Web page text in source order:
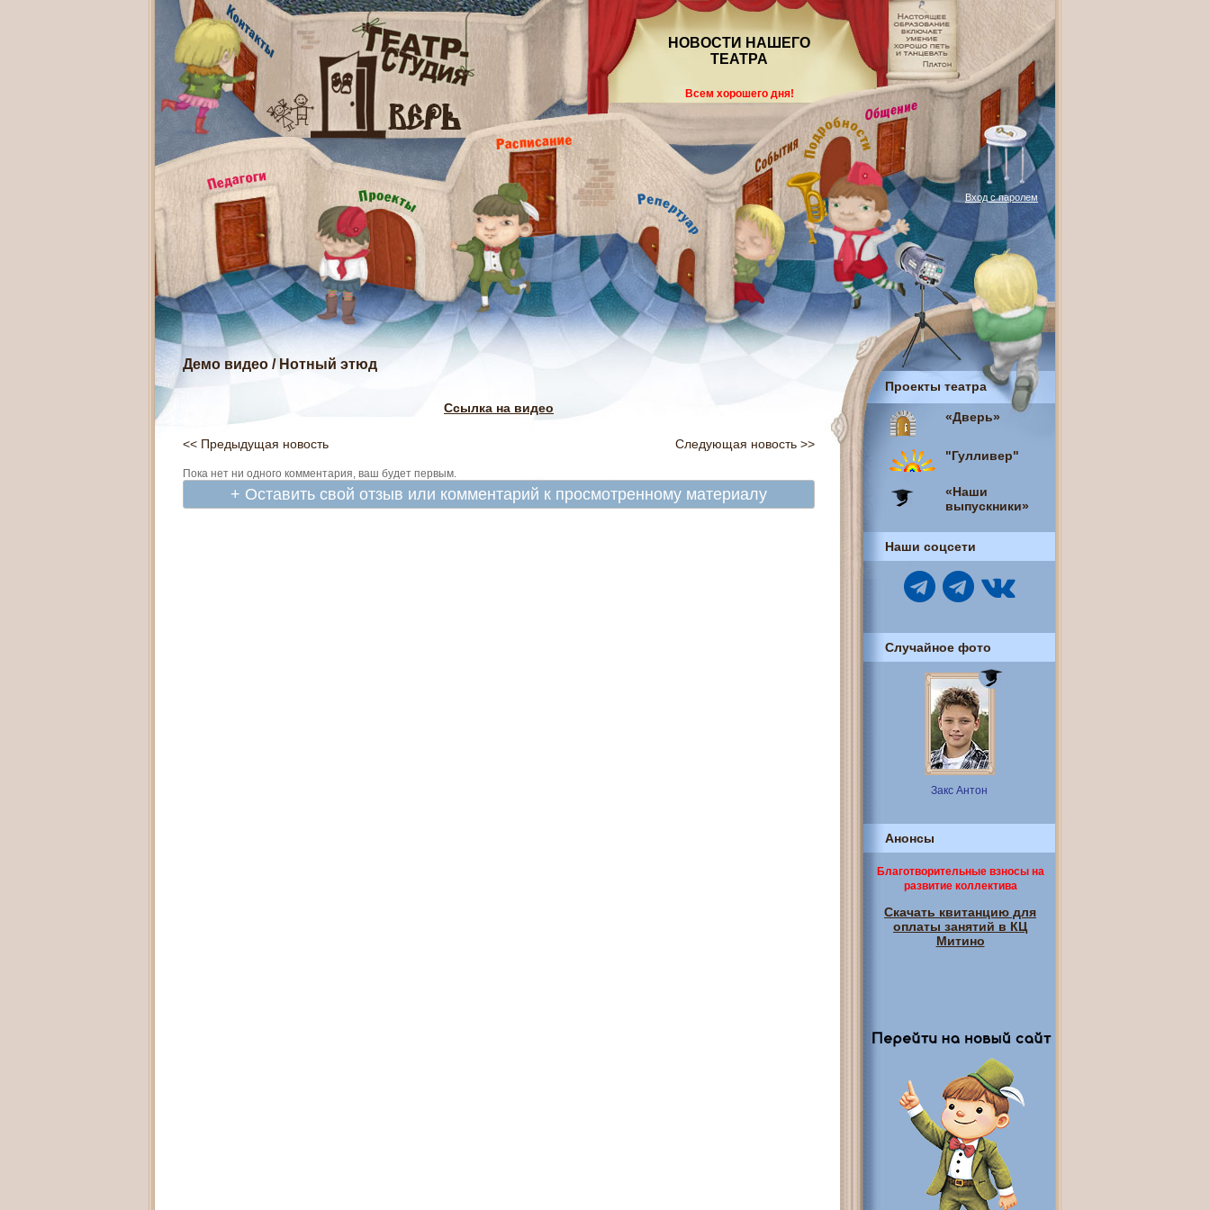
НОВОСТИ НАШЕГО
ТЕАТРА
Всем хорошего дня!
Вход с паролем
Демо видео / Нотный этюд
Ссылка на видео
<< Предыдущая новость Следующая новость >>
Пока нет ни одного комментария, ваш будет первым.
+ Оставить свой отзыв или комментарий к просмотренному материалу
Проекты театра
«Дверь»
"Гулливер"
«Наши
выпускники»
Наши соцсети
Случайное фото
Закс Антон
Анонсы
Благотворительные взносы на
развитие коллектива
Скачать квитанцию для
оплаты занятий в КЦ
Митино